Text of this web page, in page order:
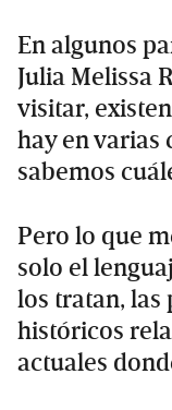
En algunos
Julia Melissa
visitar,
hay en varias
sabemos
Pero lo que
solo el
los tratan, las
históricos
actuales